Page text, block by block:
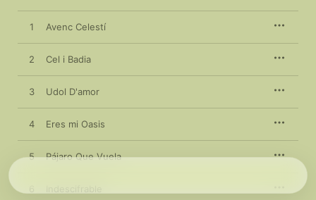
1 Avenc Celestí
2 Cel i Badia
3 Udol D'amor
4 Eres mi Oasis
5 Pájaro Que Vuela